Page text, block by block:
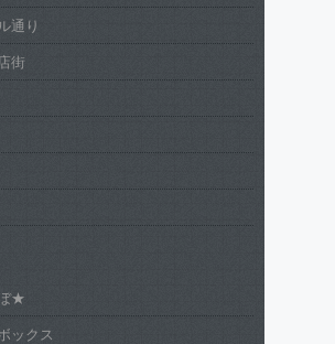
通り
街
★
ックス